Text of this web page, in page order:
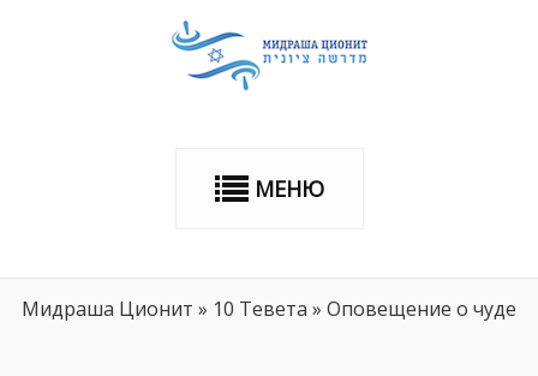
МЕНЮ
Мидраша Ционит » 10 Тевета » Оповещение о чуде